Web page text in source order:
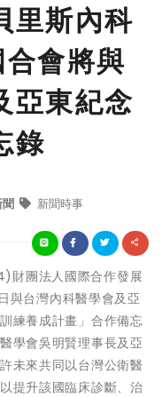
里斯內科
會將與
亞東紀念
錄
聞 新聞時事
團法人國際合作發展
與台灣內科醫學會及亞
練養成計畫」合作備忘
學會吳明賢理事長及亞
未來共同以台灣公衛醫
提升該國臨床診斷、治